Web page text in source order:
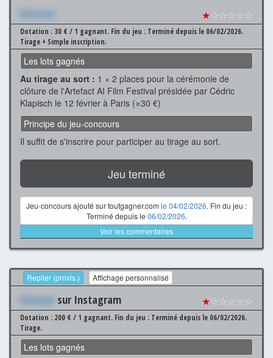
Xxxxxxx ★☆☆☆☆☆
Dotation : 30 € / 1 gagnant. Fin du jeu : Terminé depuis le 06/02/2026.
Tirage + Simple inscription.
Les lots gagnés
Au tirage au sort : 1 × 2 places pour la cérémonie de
clôture de l'Artefact AI Film Festival présidée par Cédric
Klapisch le 12 février à Paris (≈30 €)
Principe du jeu-concours
Il suffit de s'inscrire pour participer au tirage au sort.
Jeu terminé
Jeu-concours ajouté sur toutgagner.com le 04/02/2026. Fin du jeu :
Terminé depuis le 06/02/2026.
Voir les commentaires
Replier (provis.) Affichage personnalisé
Xxxxxxx sur Instagram ★☆☆☆☆☆
Dotation : 200 € / 1 gagnant. Fin du jeu : Terminé depuis le 06/02/2026.
Tirage.
Les lots gagnés